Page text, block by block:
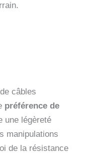
câbles
préférence de
une légèreté
manipulations
de la résistance